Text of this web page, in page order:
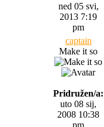
ned 05 svi,
2013 7:19
pm
captain
Make it so
Pridružen/a:
uto 08 sij,
2008 10:38
pm